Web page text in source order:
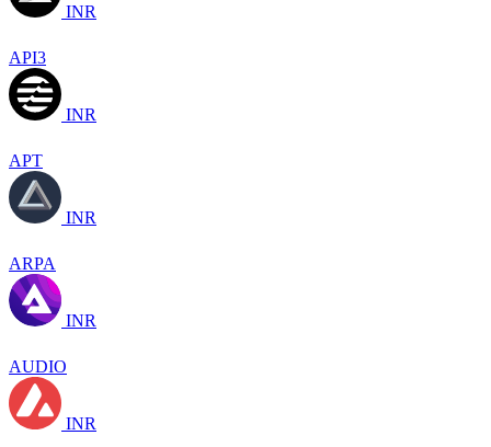
INR
API3
INR
APT
INR
ARPA
INR
AUDIO
INR